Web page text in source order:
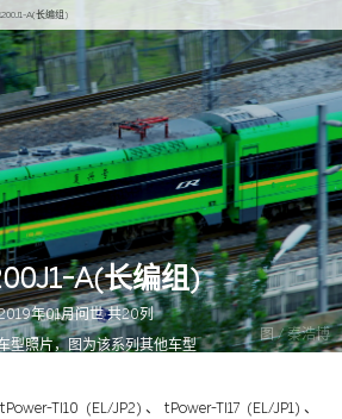
图 / 秦浩博
A(长编组)
年01月问世 共20列
型照片，图为该系列其他车型
A(长编组)
TI10 (EL/JP2)、tPower-TI17 (EL/JP1)、